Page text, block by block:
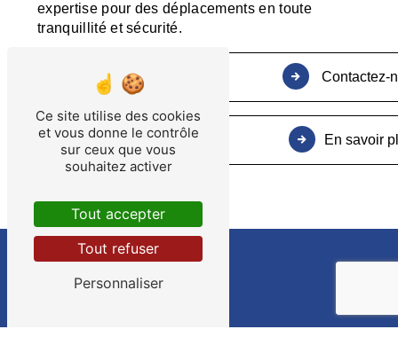
expertise pour des déplacements en toute
tranquillité et sécurité.
En savoir
Contactez-
Ce site utilise des cookies
et vous donne le contrôle
sur ceux que vous
souhaitez activer
Tout accepter
Tout refuser
Personnaliser